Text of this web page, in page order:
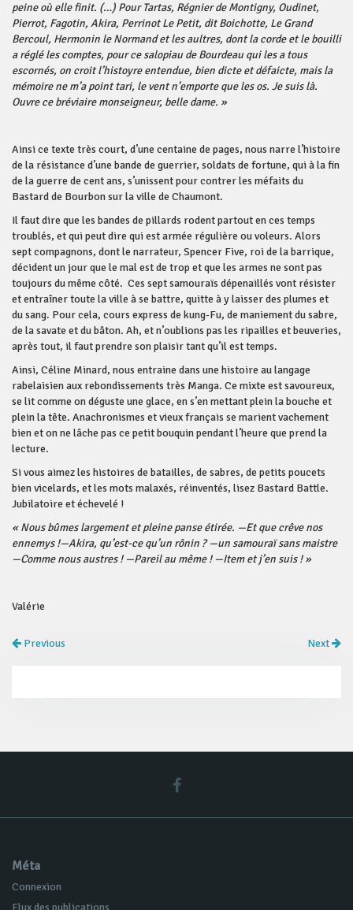
peine où elle finit. (…) Pour Tartas, Régnier de Montigny, Oudinet,
Pierrot, Fagotin, Akira, Perrinot Le Petit, dit Boichotte, Le Grand
Bercoul, Hermonin le Normand et les aultres, dont la corde et le bouilli
a réglé les comptes, pour ce salopiau de Bourdeau qui les a tous
escornés, on croit l’histoyre entendue, bien dicte et défaicte, mais la
mémoire ne m’a point tari, le vent n’emporte que les os. Je suis là.
Ouvre ce bréviaire monseigneur, belle dame. »
Ainsi ce texte très court, d’une centaine de pages, nous narre l’histoire
de la résistance d’une bande de guerrier, soldats de fortune, qui à la fin
de la guerre de cent ans, s’unissent pour contrer les méfaits du
Bastard de Bourbon sur la ville de Chaumont.
Il faut dire que les bandes de pillards rodent partout en ces temps
troublés, et qui peut dire qui est armée régulière ou voleurs. Alors
sept compagnons, dont le narrateur, Spencer Five, roi de la barrique,
décident un jour que le mal est de trop et que les armes ne sont pas
toujours du même côté. Ces sept samouraïs dépenaillés vont résister
et entraîner toute la ville à se battre, quitte à y laisser des plumes et
du sang. Pour cela, cours express de kung-Fu, de maniement du sabre,
de la savate et du bâton. Ah, et n’oublions pas les ripailles et beuveries,
après tout, il faut prendre son plaisir tant qu’il est temps.
Ainsi, Céline Minard, nous entraine dans une histoire au langage
rabelaisien aux rebondissements très Manga. Ce mixte est savoureux,
se lit comme on déguste une glace, en s’en mettant plein la bouche et
plein la tête. Anachronismes et vieux français se marient vachement
bien et on ne lâche pas ce petit bouquin pendant l’heure que prend la
lecture.
Si vous aimez les histoires de batailles, de sabres, de petits poucets
bien vicelards, et les mots malaxés, réinventés, lisez Bastard Battle.
Jubilatoire et échevelé !
« Nous bûmes largement et pleine panse étirée. —Et que crêve nos
ennemys !—Akira, qu’est-ce qu’un rônin ? —un samouraï sans maistre
—Comme nous austres ! —Pareil au même ! —Item et j’en suis ! »
Valérie
Previous Next
Méta
Connexion
Flux des publications